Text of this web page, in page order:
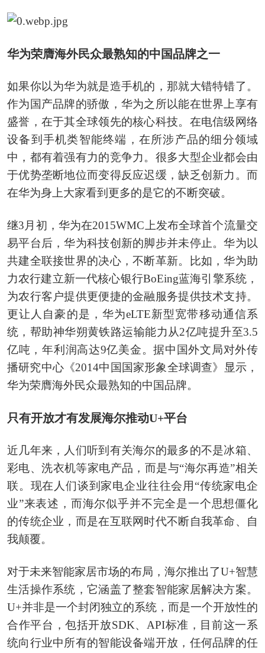
华为荣膺海外民众最熟知的中国品牌之一
如果你以为华为就是造手机的，那就大错特错了。
作为国产品牌的骄傲，华为之所以能在世界上享有
盛誉，在于其全球领先的核心科技。在电信级网络
设备到手机类智能终端，在所涉产品的细分领域
中，都有着强有力的竞争力。很多大型企业都会由
于优势垄断地位而变得反应迟缓，缺乏创新力。而
在华为身上大家看到更多的是它的不断突破。
继3月初，华为在2015WMC上发布全球首个流量交
易平台后，华为科技创新的脚步并未停止。华为以
共建全联接世界的决心，不断革新。比如，华为助
力农行建立新一代核心银行BoEing蓝海引擎系统，
为农行客户提供更便捷的金融服务提供技术支持。
更让人自豪的是，华为eLTE新型宽带移动通信系
统，帮助神华朔黄铁路运输能力从2亿吨提升至3.5
亿吨，年利润高达9亿美金。据中国外文局对外传
播研究中心《2014中国国家形象全球调查》显示，
华为荣膺海外民众最熟知的中国品牌。
只有开放才有发展海尔推动U+平台
近几年来，人们听到有关海尔的最多的不是冰箱、
彩电、洗衣机等家电产品，而是与“海尔再造”相关
联。现在人们谈到家电企业往往会用“传统家电企
业”来表述，而海尔似乎并不完全是一个思想僵化
的传统企业，而是在互联网时代不断自我革命、自
我颠覆。
对于未来智能家居市场的布局，海尔推出了U+智慧
生活操作系统，它涵盖了整套智能家居解决方案。
U+并非是一个封闭独立的系统，而是一个开放性的
合作平台，包括开放SDK、API标准，目前这一系
统向行业中所有的智能设备端开放，任何品牌的任